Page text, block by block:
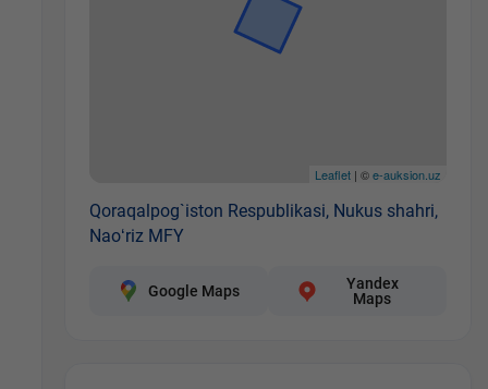
Leaflet| ©e-auksion.uz
Qoraqalpog`iston Respublikasi, Nukus shahri,
Naoʻriz MFY
Google Maps
Yandex
Maps